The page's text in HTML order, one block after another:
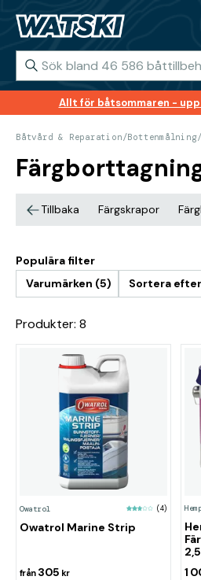
Allt för båtsommaren -
Båtvård & Reparation/Bottenmålning/
Tillbaka Färgskrapor
Populära filter
Varumärken (5)
Sortera efter
Produkter: 8
Owatrol (4)
Owatrol Marine Strip
från 305 kr
1